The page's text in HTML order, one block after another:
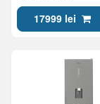
17999 lei